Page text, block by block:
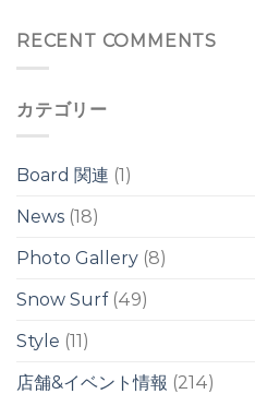
ッ
ド
ッ
ウ
オ
ヘ
の
ワ
ド
レ
ク
RECENT COMMENTS
カテゴリー
Board 関連 (1)
News (18)
Photo Gallery (8)
Snow Surf(49)
Style (11)
店舗&イベント情報 (214)